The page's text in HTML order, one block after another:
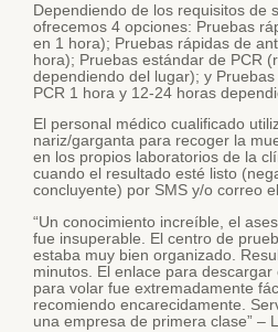
Dependiendo de los requisitos de
ofrecemos 4 opciones: Pruebas
en 1 hora); Pruebas rápidas de
hora); Pruebas estándar de PCR
dependiendo del lugar); y
PCR 1 hora y 12-24 horas
El personal médico cualificado
nariz/garganta para recoger la
en los propios laboratorios de la
cuando el resultado esté listo
concluyente) por SMS y/o correo
“Un conocimiento increíble, el
fue insuperable. El centro de
estaba muy bien organizado.
minutos. El enlace para descargar
para volar fue extremadamente
recomiendo encarecidamente.
una empresa de primera clase” –